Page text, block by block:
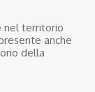
nel territorio
anche
della